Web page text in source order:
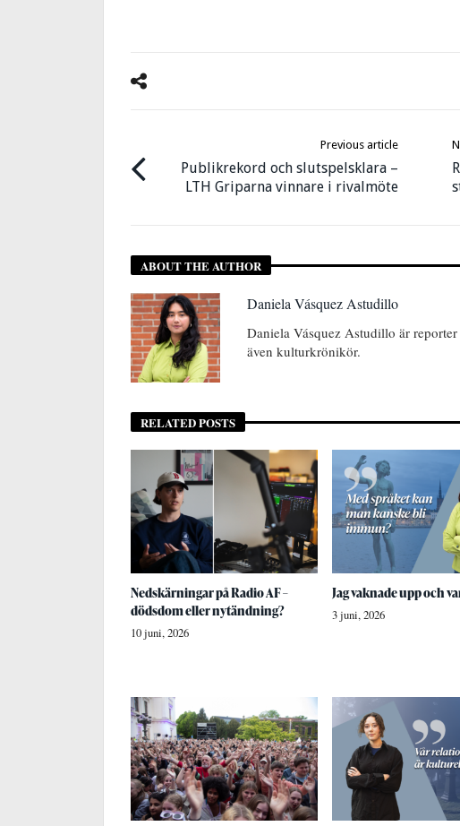
Previous article
Publikrekord och slutspelsklara –
LTH Griparna vinnare i rivalmöte
ABOUT THE AUTHOR
Daniela Vásquez Astudillo
Daniela Vásquez Astudillo är
även kulturkrönikör.
RELATED POSTS
Nedskärningar på Radio AF –
dödsdom eller nytändning?
10 juni, 2026
Jag vaknade upp och
3 juni, 2026